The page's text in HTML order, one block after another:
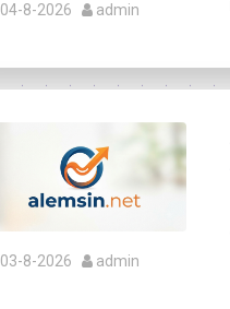
04-8-2026 admin
03-8-2026 admin